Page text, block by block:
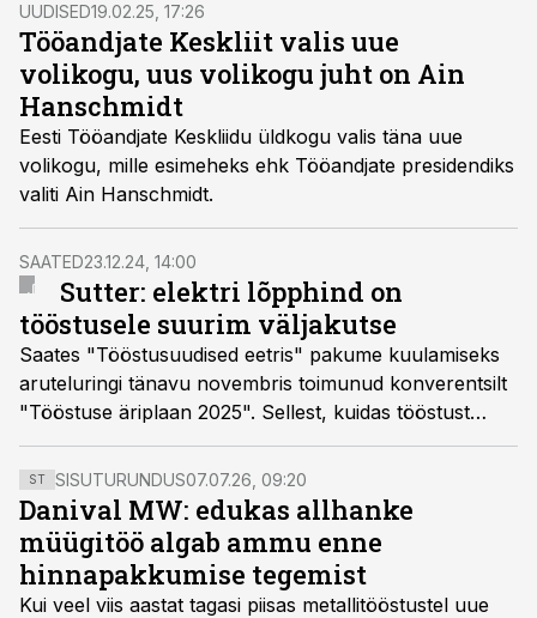
UUDISED19.02.25, 17:26
Tööandjate Keskliit valis uue
volikogu, uus volikogu juht on Ain
Hanschmidt
Eesti Tööandjate Keskliidu üldkogu valis täna uue
volikogu, mille esimeheks ehk Tööandjate presidendiks
valiti Ain Hanschmidt.
SAATED23.12.24, 14:00
Sutter: elektri lõpphind on
tööstusele suurim väljakutse
Saates "Tööstusuudised eetris" pakume kuulamiseks
aruteluringi tänavu novembris toimunud konverentsilt
"Tööstuse äriplaan 2025". Sellest, kuidas tööstust
majanduskasvu saavutamiseks paremini ära kasutada,
vestlevad Incapi president Otto Pukk, Eesti Tööandjate
Keskliidu juht Hando Sutter, rahvusvahelise äri ekspert
Birgit Linnamäe ning majandus- ja
kommunikatsiooniministeeriumi tööstusvaldkonna juht
Kaspar Peek. Vestlust juhib Urmas Vaino.
ST SISUTURUNDUS07.07.26, 09:20
Danival MW: edukas allhanke
müügitöö algab ammu enne
hinnapakkumise tegemist
Kui veel viis aastat tagasi piisas metallitööstustel uue